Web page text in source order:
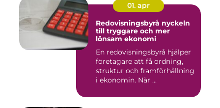
01. apr
Redovisningsbyrå nyckeln
till tryggare och mer
lönsam ekonomi
En redovisningsbyrå hjälper
företagare att få ordning,
struktur och framförhållning
i ekonomin. När ...